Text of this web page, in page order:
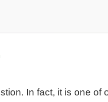
In fact, it is one of